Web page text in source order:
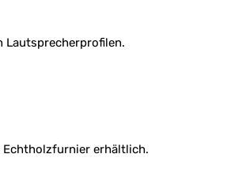
Lautsprecherprofilen.
Echtholzfurnier erhältlich.